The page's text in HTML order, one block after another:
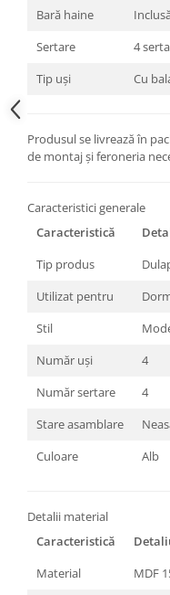
Bară haine
Sertare
4
Tip uși
Cu
Produsul se livrează în
de montaj și feroneria
Caracteristici generale
Caracteristică
Tip produs
Utilizat pentru
Stil
Număr uși
4
Număr sertare
4
Stare asamblare
Culoare
Alb
Detalii material
Caracteristică
Material
MDF